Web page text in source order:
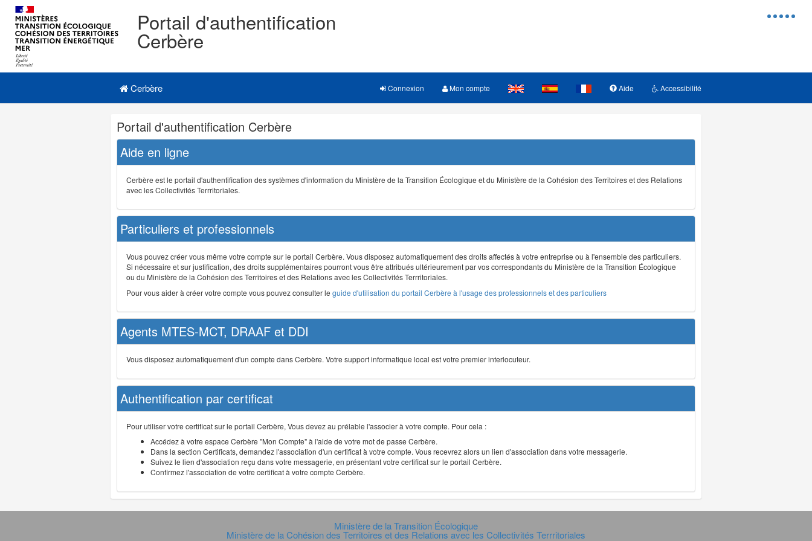
Menu
Portail d'authentification
Cerbère
Navigation
Menu principal
Cerbère Connexion Mon compte Aide Accessibilité
Navigation
et
outils
annexes
Portail d'authentification Cerbère
Aide en ligne
Cerbère est le portail d'authentification des systèmes d'information du Ministère de la Transition Écologique et du Ministère de la Cohésion des Territoires et des Relations
avec les Collectivités Terrritoriales.
Particuliers et professionnels
Vous pouvez créer vous même votre compte sur le portail Cerbère. Vous disposez automatiquement des droits affectés à votre entreprise ou à l'ensemble des particuliers.
Si nécessaire et sur justification, des droits supplémentaires pourront vous être attribués ultérieurement par vos correspondants du Ministère de la Transition Écologique
ou du Ministère de la Cohésion des Territoires et des Relations avec les Collectivités Terrritoriales.
Pour vous aider à créer votre compte vous pouvez consulter le guide d'utilisation du portail Cerbère à l'usage des professionnels et des particuliers
Agents MTES-MCT, DRAAF et DDI
Vous disposez automatiquement d'un compte dans Cerbère. Votre support informatique local est votre premier interlocuteur.
Authentification par certificat
Pour utiliser votre certificat sur le portail Cerbère, Vous devez au prélable l'associer à votre compte. Pour cela :
Accédez à votre espace Cerbère "Mon Compte" à l'aide de votre mot de passe Cerbère.
Dans la section Certificats, demandez l'association d'un certificat à votre compte. Vous recevrez alors un lien d'association dans votre messagerie.
Suivez le lien d'association reçu dans votre messagerie, en présentant votre certificat sur le portail Cerbère.
Confirmez l'association de votre certificat à votre compte Cerbère.
Ministère de la Transition Écologique
Ministère de la Cohésion des Territoires et des Relations avec les Collectivités Terrritoriales